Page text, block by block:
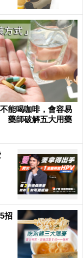
能喝咖啡，會容易
藥師破解五大用藥
招